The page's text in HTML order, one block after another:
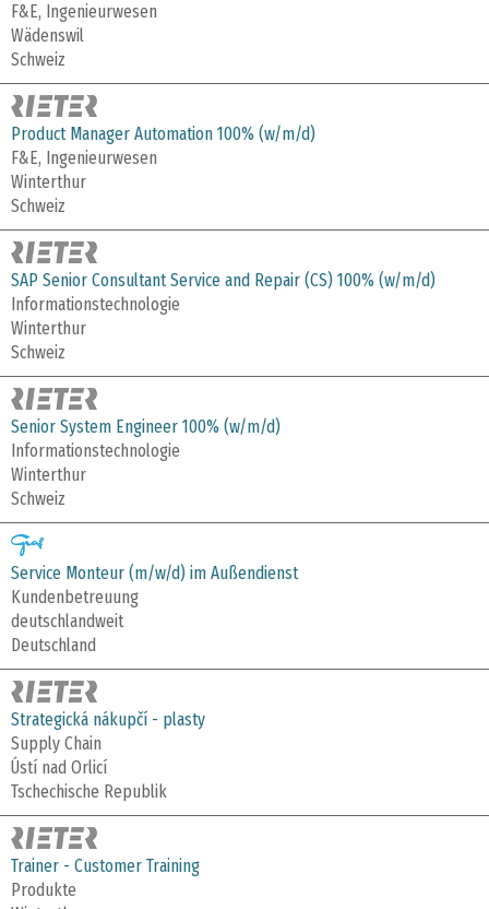
F&E, Ingenieurwesen
Wädenswil
Schweiz
Product Manager Automation 100% (w/m/d)
F&E, Ingenieurwesen
Winterthur
Schweiz
SAP Senior Consultant Service and Repair (CS) 100% (w/m/d)
Informationstechnologie
Winterthur
Schweiz
Senior System Engineer 100% (w/m/d)
Informationstechnologie
Winterthur
Schweiz
Service Monteur (m/w/d) im Außendienst
Kundenbetreuung
deutschlandweit
Deutschland
Strategická nákupčí - plasty
Supply Chain
Ústí nad Orlicí
Tschechische Republik
Trainer - Customer Training
Produkte